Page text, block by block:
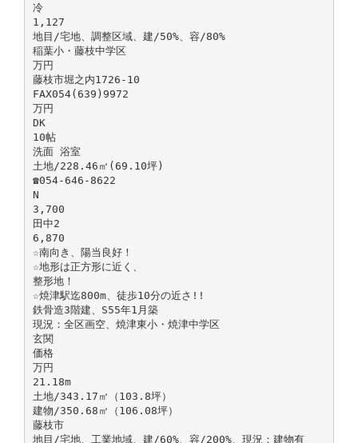
冷
1,127
地目/宅地、調整区域、建/50%、容/80%
稲葉小・藤枝中学区
万円
藤枝市堀之内1726-10
FAX054(639)9972
万円
DK
10帖
洗面 浴室
土地/228.46㎡(69.10坪)
☎054-646-8622
N
3,700
田中2
6,870
☆南向き、陽当良好！
☆地形は正方形に近く、
整形地！
☆焼津駅迄800m、徒歩10分の近さ!!
鉄骨造3階建、S55年1月築
現況：全区画空、焼津東小・焼津中学区
玄関
価格
万円
21.18m
土地/343.17㎡（103.8坪）
建物/350.68㎡（106.08坪）
藤枝市
地目/宅地、工業地域、建/60%、容/200%、現況：建物有